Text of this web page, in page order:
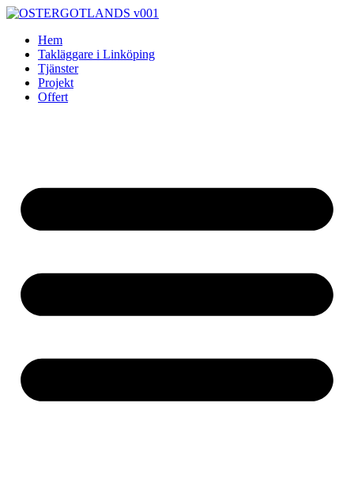
Skip
contentHem
Takläggare i Linköping
Tjänster
Projekt
Offert